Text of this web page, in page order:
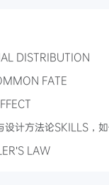
DISTRIBUTION
FATE
计方法论SKILLS，
LAW